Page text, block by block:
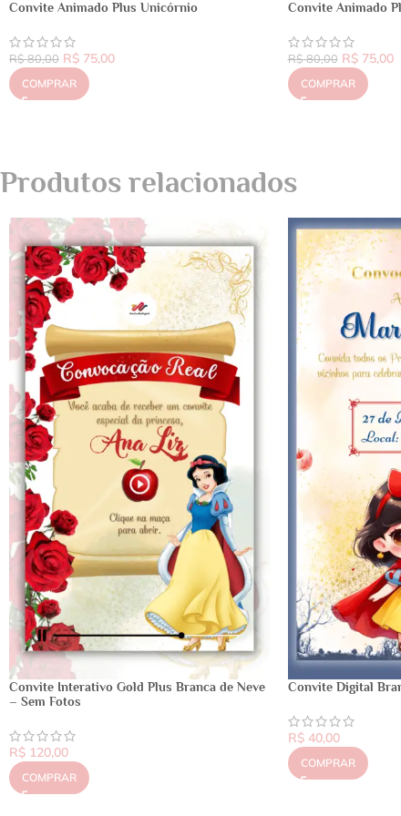
Convite Animado Plus Unicórnio
R$80,00 R$ 75,00
COMPRAR
Convite Animado
R$80,00 R$75,00
COMPRAR
Produtos relacionados
Convite Interativo Gold Plus Branca de Neve
– Sem Fotos
R$ 120,00
COMPRAR
Convite Digital
R$40,00
COMPRAR